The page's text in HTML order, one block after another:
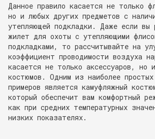
Данное правило касается не только
но и любых других предметов с
утепляющей подкладки. Даже если вы
жилет для охоты с утепляющими
подкладками, то рассчитывайте на
коэффициент проводимости воздуха
касается не только аксессуаров, но
костюмов. Одним из наиболее
примеров является камуфляжный
который обеспечит вам комфортный
как при средних температурных
низких показателях.